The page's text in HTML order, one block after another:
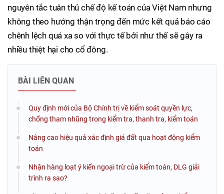
nguyên tắc tuân thủ chế độ kế toán của Việt Nam nhưng
không theo hướng thận trọng đến mức kết quả báo cáo
chênh lệch quá xa so với thực tế bởi như thế sẽ gây ra
nhiều thiệt hại cho cổ đông.
BÀI LIÊN QUAN
Quy định mới của Bộ Chính trị về kiểm soát quyền lực,
chống tham nhũng trong kiểm tra, thanh tra, kiểm toán
Nâng cao hiệu quả xác định giá đất qua hoạt động kiểm
toán
Nhận hàng loạt ý kiến ngoại trừ của kiểm toán, DLG giải
trình ra sao?